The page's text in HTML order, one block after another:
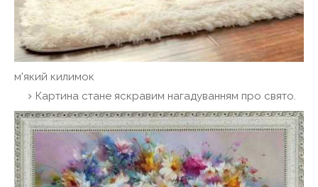
м'який килимок
Картина стане яскравим нагадуванням про свято.